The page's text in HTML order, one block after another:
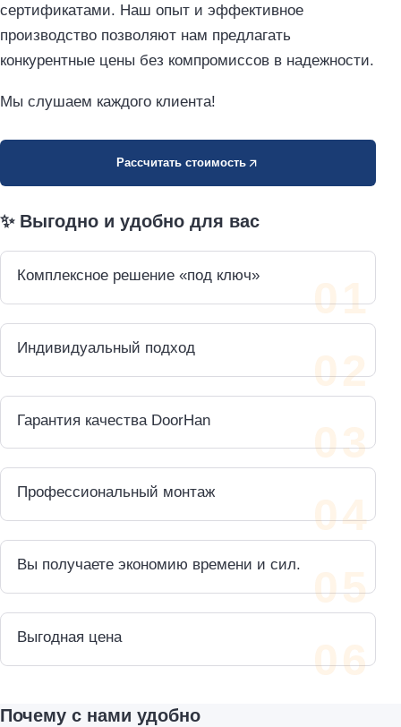
сертификатами. Наш опыт и эффективное
производство позволяют нам предлагать
конкурентные цены без компромиссов в надежности.
Мы слушаем каждого клиента!
Рассчитать стоимость
✨ Выгодно и удобно для вас
Комплексное решение «под ключ»
Индивидуальный подход
Гарантия качества DoorHan
Профессиональный монтаж
Вы получаете экономию времени и сил.
Выгодная цена
Почему с нами удобно